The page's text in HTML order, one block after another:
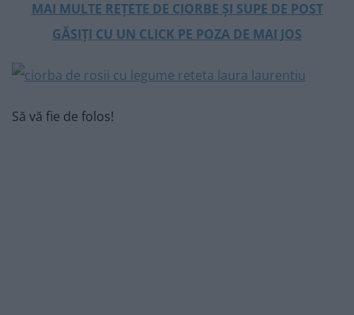
MAI MULTE REȚETE DE CIORBE ȘI SUPE DE POST
GĂSIȚI CU UN CLICK PE POZA DE MAI JOS
Să vă fie de folos!